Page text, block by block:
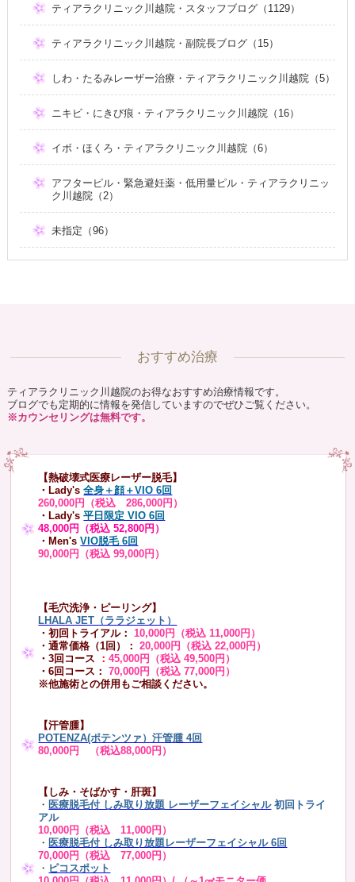
ティアラクリニック川越院・スタッフブログ（1129）
ティアラクリニック川越院・副院長ブログ（15）
しわ・たるみレーザー治療・ティアラクリニック川越院（5）
ニキビ・にきび痕・ティアラクリニック川越院（16）
イボ・ほくろ・ティアラクリニック川越院（6）
アフターピル・緊急避妊薬・低用量ピル・ティアラクリニッ
ク川越院（2）
未指定（96）
おすすめ治療
ティアラクリニック川越院のお得なおすすめ治療情報です。
ブログでも定期的に情報を発信していますのでぜひご覧ください。
※カウンセリングは無料です。
【熱破壊式医療レーザー脱毛】
・Lady's 全身＋顔＋VIO 6回
260,000円（税込 286,000円）
・Lady's平日限定 VIO 6回
48,000円（税込 52,800円）
・Men's VIO脱毛 6回
90,000円（税込 99,000円）
【毛穴洗浄・ピーリング】
LHALA JET（ララジェット）
・初回トライアル：10,000円（税込 11,000円）
・通常価格（1回）：
20,000円（税込 22,000円）
・3回コース ：45,000円（税込 49,500円）
・6回コース：
70,000円（税込 77,000円）
※他施術との併用もご相談ください。
【汗管腫】
POTENZA(ポテンツァ）汗管腫 4回
80,000円 （税込88,000円）
【しみ・そばかす・肝斑】
・ 医療脱毛付 しみ取り放題 レーザーフェイシャル 初回トライ
アル
10,000円（税込 11,000円）
・ 医療脱毛付 しみ取り放題レーザーフェイシャル 6回
70,000円（税込 77,000円）
・ ピコスポット